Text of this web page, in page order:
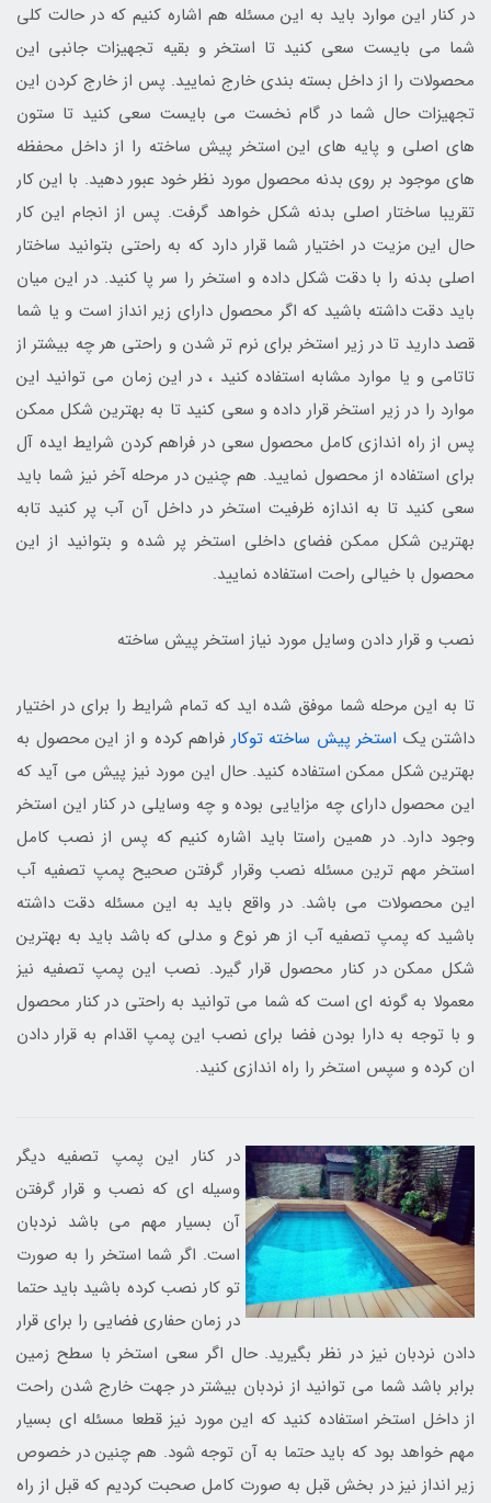
در کنار این موارد باید به این مسئله هم اشاره کنیم که در حالت کلی
شما می بایست سعی کنید تا استخر و بقیه تجهیزات جانبی این
محصولات را از داخل بسته بندی خارج نمایید. پس از خارج کردن این
تجهیزات حال شما در گام نخست می بایست سعی کنید تا ستون
های اصلی و پایه های این استخر پیش ساخته را از داخل محفظه
های موجود بر روی بدنه محصول مورد نظر خود عبور دهید. با این کار
تقریبا ساختار اصلی بدنه شکل خواهد گرفت. پس از انجام این کار
حال این مزیت در اختیار شما قرار دارد که به راحتی بتوانید ساختار
اصلی بدنه را با دقت شکل داده و استخر را سر پا کنید. در این میان
باید دقت داشته باشید که اگر محصول دارای زیر انداز است و یا شما
قصد دارید تا در زیر استخر برای نرم تر شدن و راحتی هر چه بیشتر از
تاتامی و یا موارد مشابه استفاده کنید ، در این زمان می توانید این
موارد را در زیر استخر قرار داده و سعی کنید تا به بهترین شکل ممکن
پس از راه اندازی کامل محصول سعی در فراهم کردن شرایط ایده آل
برای استفاده از محصول نمایید. هم چنین در مرحله آخر نیز شما باید
سعی کنید تا به اندازه ظرفیت استخر در داخل آن آب پر کنید تابه
بهترین شکل ممکن فضای داخلی استخر پر شده و بتوانید از این
محصول با خیالی راحت استفاده نمایید.
نصب و قرار دادن وسایل مورد نیاز استخر پیش ساخته
تا به این مرحله شما موفق شده اید که تمام شرایط را برای در اختیار
داشتن یک استخر پیش ساخته توکار فراهم کرده و از این محصول به
بهترین شکل ممکن استفاده کنید. حال این مورد نیز پیش می آید که
این محصول دارای چه مزایایی بوده و چه وسایلی در کنار این استخر
وجود دارد. در همین راستا باید اشاره کنیم که پس از نصب کامل
استخر مهم ترین مسئله نصب وقرار گرفتن صحیح پمپ تصفیه آب
این محصولات می باشد. در واقع باید به این مسئله دقت داشته
باشید که پمپ تصفیه آب از هر نوع و مدلی که باشد باید به بهترین
شکل ممکن در کنار محصول قرار گیرد. نصب این پمپ تصفیه نیز
معمولا به گونه ای است که شما می توانید به راحتی در کنار محصول
و با توجه به دارا بودن فضا برای نصب این پمپ اقدام به قرار دادن
ان کرده و سپس استخر را راه اندازی کنید.
در کنار این پمپ تصفیه دیگر
وسیله ای که نصب و قرار گرفتن
آن بسیار مهم می باشد نردبان
است. اگر شما استخر را به صورت
تو کار نصب کرده باشید باید حتما
در زمان حفاری فضایی را برای قرار
دادن نردبان نیز در نظر بگیرید. حال اگر سعی استخر با سطح زمین
برابر باشد شما می توانید از نردبان بیشتر در جهت خارج شدن راحت
از داخل استخر استفاده کنید که این مورد نیز قطعا مسئله ای بسیار
مهم خواهد بود که باید حتما به آن توجه شود. هم چنین در خصوص
زیر انداز نیز در بخش قبل به صورت کامل صحبت کردیم که قبل از راه